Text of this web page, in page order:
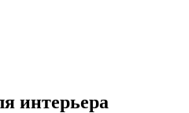
интерьера